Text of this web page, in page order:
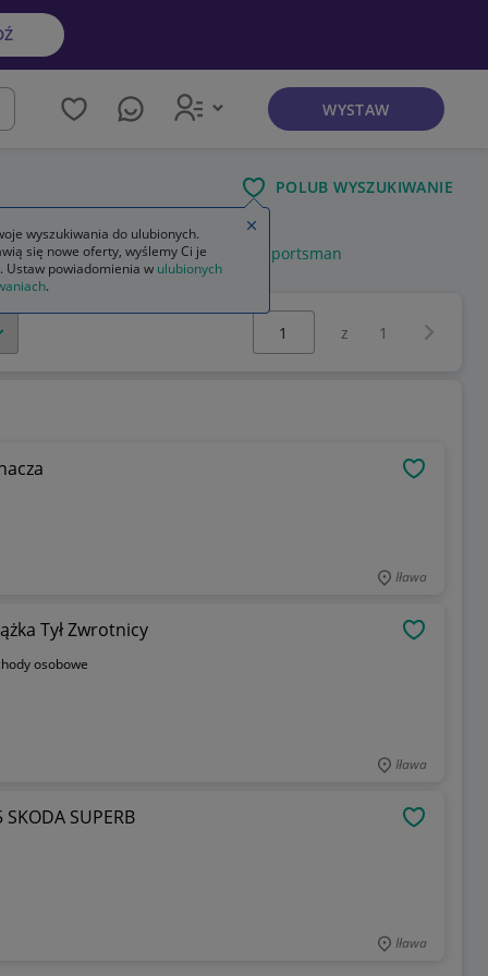
WYSTAW
POLUB WYSZUKIWANIE
fabia 2 tuleje wahaczy polaris sportsman
Wybierz stronę:
z 1
Iława
Tył Zwrotnicy
osobowe
Iława
SKODA SUPERB
Iława
wyszukiwania do ulubionych.
się nowe oferty, wyślemy Ci je
Ustaw powiadomienia w ulubionych
.
Zamknij wskazówkę